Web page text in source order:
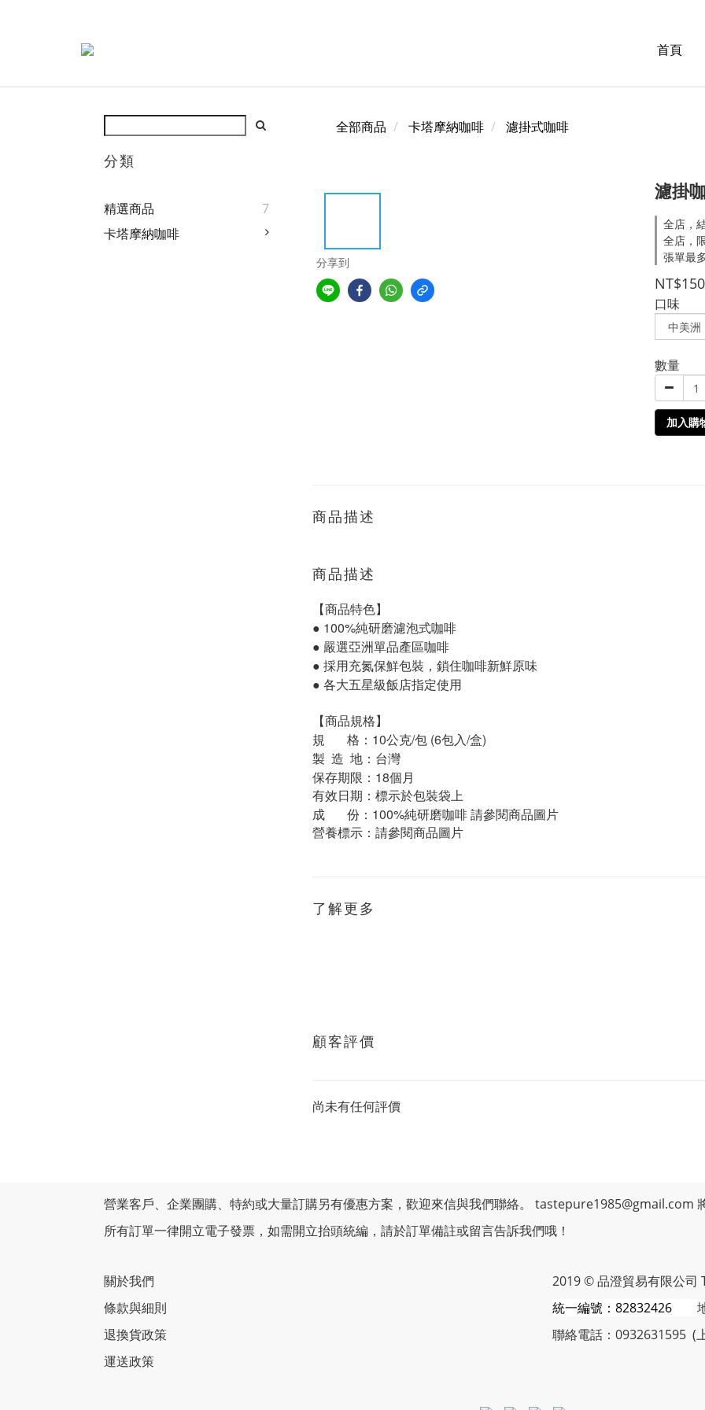
首頁
分類
精選商品
7
卡塔摩納咖啡
全部商品 卡塔摩納咖啡 濾掛式咖啡
分享到
濾掛
全店，
全店，
張單最
NT$150
口味
數量
加入購
商品描述
商品描述
【商品特色】
● 100%純研磨濾泡式咖啡
● 嚴選亞洲單品產區咖啡
● 採用充氮保鮮包裝，鎖住咖啡新鮮原味
● 各大五星級飯店指定使用
【商品規格】
規 格： 10公克/包 (6包入/盒)
製 造 地：台灣
保存期限： 18個月
有效日期：標示於包裝袋上
成
份： 100%純研磨咖啡請參閱商品圖片
營養標示：請參閱商品圖片
了解更多
顧客評價
尚未有任何評價
營業客戶、企業團購、特約或大量訂購另有優惠方案，歡迎來信與我們聯絡。 tastepure1985@gmail.com
所有訂單一律開立電子發票，如需開立抬頭統編，請於訂單備註或留言告訴我們哦！
關於我們
條款與細則
退換貨政策
運送政策
2019 © 品澄貿易有限公司
統一編號：82832426
聯絡電話：0932631595 (